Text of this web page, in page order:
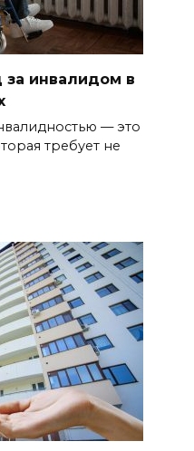
за инвалидом в
— это
требует не